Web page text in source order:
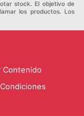
stock. El objetivo de
los productos. Los
Contenido